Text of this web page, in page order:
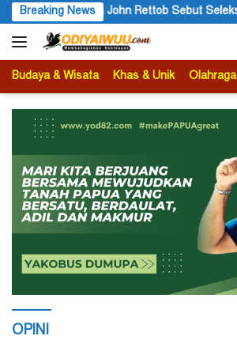
Langsung
ke
konten
Breaking News
PT MAS Wajib Lewat Mekanisme RUPS
Budaya & Wisata Khas & Unik Olahraga
OPINI